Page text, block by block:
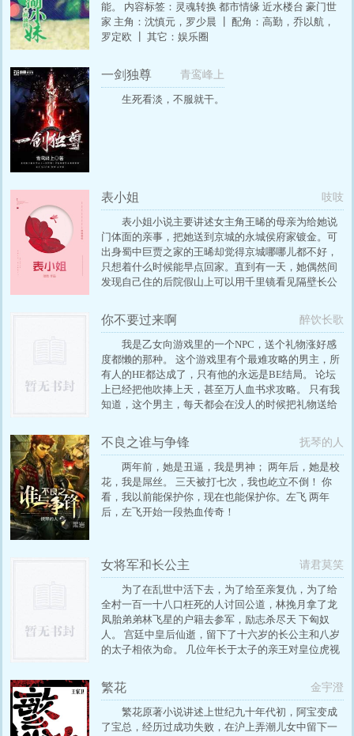
能。 内容标签：灵魂转换 都市情缘 近水楼台 豪门世
家 主角：沈慎元，罗少晨 ┃ 配角：高勤，乔以航，
罗定欧 ┃ 其它：娱乐圈
一剑独尊 青鸾峰上
生死看淡，不服就干。
表小姐 吱吱
表小姐小说主要讲述女主角王晞的母亲为给她说
门体面的亲事，把她送到京城的永城侯府家镀金。可
出身蜀中巨贾之家的王晞却觉得京城哪哪儿都不好，
只想着什么时候能早点回家。直到有一天，她偶然间
发现自己住的后院假山上可以用千里镜看见隔壁长公
俊！永城侯府的表姐们可真有趣！京城好好玩！
你不要过来啊 醉饮长歌
我是乙女向游戏里的一个NPC，送个礼物涨好感
度都懒的那种。 这个游戏里有个最难攻略的男主，所
有人的HE都达成了，只有他的永远是BE结局。 论坛
上已经把他吹捧上天，甚至万人血书求攻略。 只有我
知道，这个男主，每天都会在没人的时候把礼物送给
NPC，还有，这是女主送你的礼物，你这样会注孤生
的。 ·憨批小猫猫X霸道大西几 ·正宗傻白甜。 内容标
签：幻想空间 星际 甜文 搜索关键字：主角：晨熙 楼
狮 ┃ 配角： ┃ 其它：
不良之谁与争锋 抚琴的人
两年前，她是丑逼，我是男神； 两年后，她是校
花，我是屌丝。 三天被打七次，我也屹立不倒！ 你
看，我以前能保护你，现在也能保护你。左飞 两年
后，左飞开始一段热血传奇！
女将军和长公主 请君莫笑
为了在乱世中活下去，为了给至亲复仇，为了给
全村一百一十八口枉死的人讨回公道，林挽月拿了龙
凤胎弟弟林飞星的户籍去参军，励志杀尽天 下匈奴
人。 宫廷中皇后仙逝，留下了十六岁的长公主和八岁
的太子相依为命。 几位年长于太子的亲王对皇位虎视
筹帷幄的长公主，正剧，慢热，传奇，军旅，宫斗，
阴谋，复仇，HE
繁花 金宇澄
繁花原著小说讲述上世纪九十年代初，阿宝变成
了宝总，经历过成功失败，在沪上弄潮儿女中留下一